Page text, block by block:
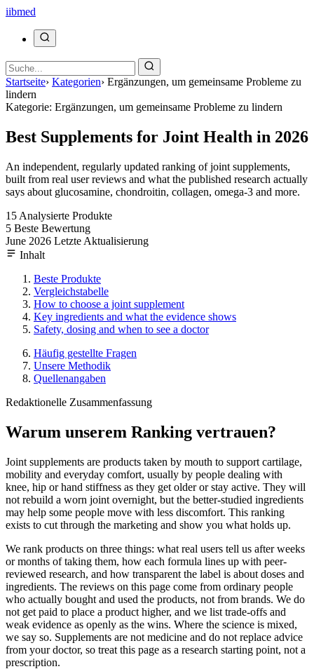
iibmed
Startseite› Kategorien› Ergänzungen, um gemeinsame Probleme zu
lindern
Kategorie: Ergänzungen, um gemeinsame Probleme zu lindern
Best Supplements for Joint Health in 2026
An independent, regularly updated ranking of joint supplements,
built from real user reviews and what the published research actually
says about glucosamine, chondroitin, collagen, omega-3 and more.
15 Analysierte Produkte
5 Beste Bewertung
June 2026 Letzte Aktualisierung
Inhalt
Beste Produkte
Vergleichstabelle
How to choose a joint supplement
Key ingredients and what the evidence shows
Safety, dosing and when to see a doctor
Häufig gestellte Fragen
Unsere Methodik
Quellenangaben
Redaktionelle Zusammenfassung
Warum unserem Ranking vertrauen?
Joint supplements are products taken by mouth to support cartilage,
mobility and everyday comfort, usually by people dealing with
knee, hip or hand stiffness as they get older or stay active. They will
not rebuild a worn joint overnight, but the better-studied ingredients
may help some people move with less discomfort. This ranking
exists to cut through the marketing and show you what holds up.
We rank products on three things: what real users tell us after weeks
or months of taking them, how each formula lines up with peer-
reviewed research, and how transparent the label is about doses and
ingredients. The reviews on this page come from ordinary people
who actually bought and used the products, not from brands. We do
not get paid to place a product higher, and we list trade-offs and
weak evidence as openly as the wins. Where the science is mixed,
we say so. Supplements are not medicine and do not replace advice
from your doctor, so treat this page as a research starting point, not a
prescription.